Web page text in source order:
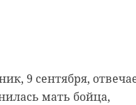
9 сентября,
мать бойца,